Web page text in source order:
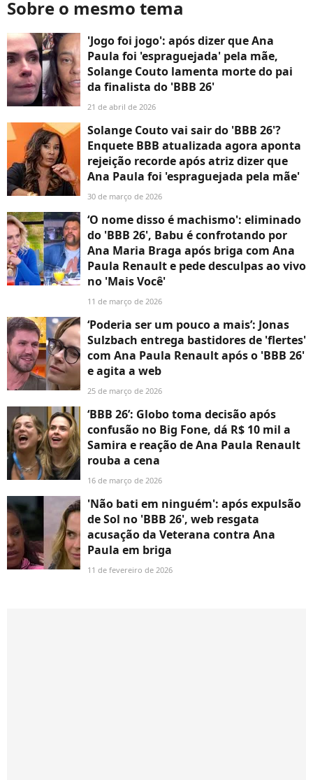
Sobre o mesmo tema
'Jogo foi jogo': após dizer que Ana
Paula foi 'espraguejada' pela mãe,
Solange Couto lamenta morte do pai
da finalista do 'BBB 26'
21 de abril de 2026
Solange Couto vai sair do 'BBB 26'?
Enquete BBB atualizada agora aponta
rejeição recorde após atriz dizer que
Ana Paula foi 'espraguejada pela mãe'
30 de março de 2026
‘O nome disso é machismo': eliminado
do 'BBB 26', Babu é confrotando por
Ana Maria Braga após briga com Ana
Paula Renault e pede desculpas ao vivo
no 'Mais Você'
11 de março de 2026
‘Poderia ser um pouco a mais’: Jonas
Sulzbach entrega bastidores de 'flertes'
com Ana Paula Renault após o 'BBB 26'
e agita a web
25 de março de 2026
‘BBB 26’: Globo toma decisão após
confusão no Big Fone, dá R$ 10 mil a
Samira e reação de Ana Paula Renault
rouba a cena
16 de março de 2026
'Não bati em ninguém': após expulsão
de Sol no 'BBB 26', web resgata
acusação da Veterana contra Ana
Paula em briga
11 de fevereiro de 2026